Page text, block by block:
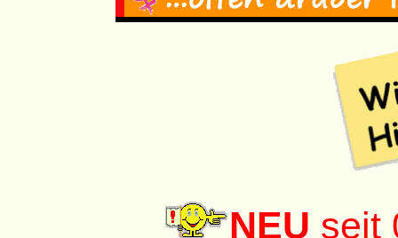
NEU seit